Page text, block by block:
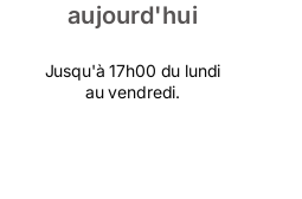
aujourd'hui
Jusqu'à 17h00 du lundi
au vendredi.